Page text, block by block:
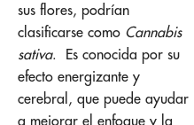
sus flores, podrían
clasificarse como Cannabis
sativa. Es conocida por su
efecto energizante y
cerebral, que puede ayudar
a mejorar el enfoque y la